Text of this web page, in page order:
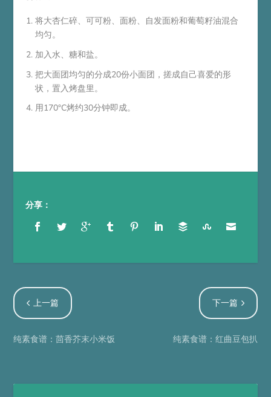
将大杏仁碎、可可粉、面粉、自发面粉和葡萄籽油混合
均匀。
加入水、糖和盐。
把大面团均匀的分成20份小面团，搓成自己喜爱的形
状，置入烤盘里。
用170°C烤约30分钟即成。
分享：
上一篇
纯素食谱：茴香芥末小米饭
下一篇
纯素食谱：红曲豆包扒